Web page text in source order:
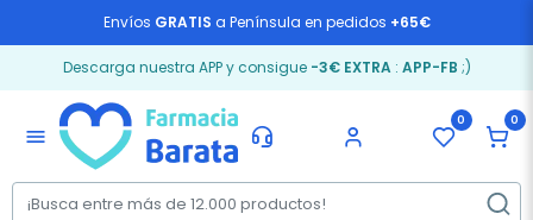
Envíos GRATIS a Península en pedidos +65€
Descarga nuestra APP y consigue -3€ EXTRA: APP-FB ;)
menu
0 0